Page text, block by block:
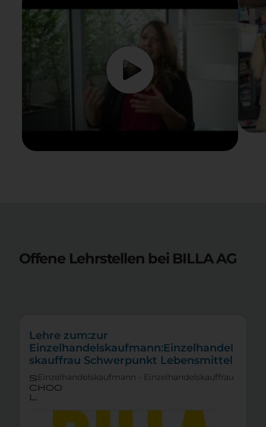
Offene Lehrstellen bei BILLA AG
Lehre zum:zur
Einzelhandelskaufmann:Einzelhandel
skauffrau Schwerpunkt Lebensmittel
s
choo
l
Einzelhandelskaufmann - Einzelhandelskauffrau